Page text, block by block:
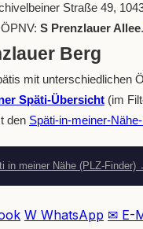
Straße 49,
S Prenzlauer Allee.
Berg
mit unterschiedlichen
Späti-Übersicht (im
den Späti-in-meiner-
in meiner Nähe (PLZ-Finder)
W WhatsApp ✉ E-